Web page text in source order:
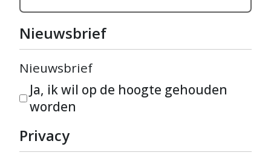
Nieuwsbrief
Nieuwsbrief
Ja, ik wil op de hoogte gehouden
worden
Privacy